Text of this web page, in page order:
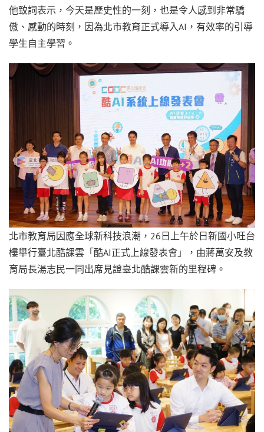
他致詞表示，今天是歷史性的一刻，也是令人感到非常驕
傲、感動的時刻，因為北市教育正式導入AI，有效率的引導
學生自主學習。
北市教育局因應全球新科技浪潮，26日上午於日新國小旺台
樓舉行臺北酷課雲「酷AI正式上線發表會」，由蔣萬安及教
育局長湯志民一同出席見證臺北酷課雲新的里程碑。